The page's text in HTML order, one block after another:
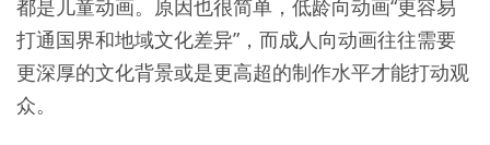
都是儿童动画。原因也很简单，低龄向动画“更容易
打通国界和地域文化差异”，而成人向动画往往需要
更深厚的文化背景或是更高超的制作水平才能打动观
众。